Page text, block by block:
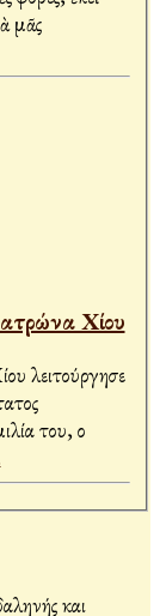
μᾶς
Χίου
λειτούργησε
του, ο